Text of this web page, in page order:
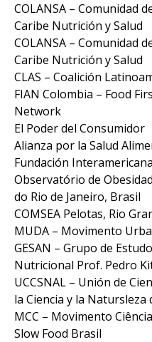
COLANSA – Comunidad
Caribe Nutrición y Salud
COLANSA – Comunidad
Caribe Nutrición y Salud
CLAS – Coalición
FIAN Colombia – Food
Network
El Poder del Consumidor
Alianza por la Salud
Fundación
Observatório de
do Rio de Janeiro, Brasil
COMSEA Pelotas, Rio
MUDA – Movimento
GESAN – Grupo de
Nutricional Prof. Pedro
UCCSNAL – Unión de
la Ciencia y la Natursleza
MCC – Movimento
Slow Food Brasil